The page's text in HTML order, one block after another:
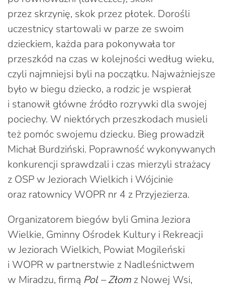
przez skrzynię, skok przez płotek. Dorośli
uczestnicy startowali w parze ze swoim
dzieckiem, każda para pokonywała tor
przeszkód na czas w kolejności według wieku,
czyli najmniejsi byli na początku. Najważniejsze
było w biegu dziecko, a rodzic je wspierał
i stanowił główne źródło rozrywki dla swojej
pociechy. W niektórych przeszkodach musieli
też pomóc swojemu dziecku. Bieg prowadził
Michał Burdziński. Poprawność wykonywanych
konkurencji sprawdzali i czas mierzyli strażacy
z OSP w Jeziorach Wielkich i Wójcinie
oraz ratownicy WOPR nr 4 z Przyjezierza.
Organizatorem biegów byli Gmina Jeziora
Wielkie, Gminny Ośrodek Kultury i Rekreacji
w Jeziorach Wielkich, Powiat Mogileński
i WOPR w partnerstwie z Nadleśnictwem
w Miradzu, firmą Pol – Złom z Nowej Wsi,